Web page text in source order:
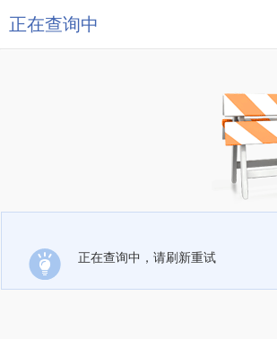
正在查询中
正在查询中，请刷新重试